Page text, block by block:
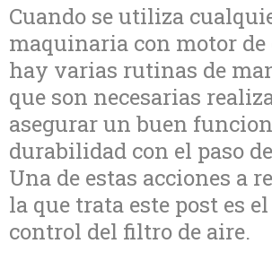
Cuando se utiliza
maquinaria con motor
hay varias rutinas de
que son necesarias
asegurar un buen
durabilidad con el paso
Una de estas acciones a
la que trata este post es
control del filtro de aire.